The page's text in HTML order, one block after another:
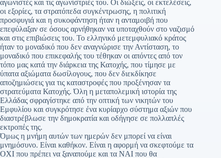
αγωνιστές και τις αγωνίστριές του. Οι διώξεις, οι εκτελέσεις,
οι εξορίες, τα στρατόπεδα συγκέντρωσης, η πολιτική
προσφυγιά και η συκοφάντηση ήταν η ανταμοιβή που
επεφύλαξαν σε όσους αρνήθηκαν να υποταχθούν στο ναζισμό
και στις επιβιώσεις του. Το ελληνικό μετεμφυλιακό κράτος
ήταν το μοναδικό που δεν αναγνώρισε την Αντίσταση, το
μοναδικό που επικεφαλής του τέθηκαν οι απόντες από τον
τόπο μας κατά την διάρκεια της Κατοχής, που τίμησε με
ύπατα αξιώματα δωσίλογους, που δεν διεκδίκησε
αποζημιώσεις για τις καταστροφές που προξένησαν τα
στρατεύματα Κατοχής. Όλη η μεταπολεμική ιστορία της
Ελλάδας σφραγίστηκε από την οπτική των νικητών του
Εμφυλίου και συγκρότησε ένα κυρίαρχο σύστημα αξιών που
διαστρέβλωσε την δημοκρατία και οδήγησε σε πολλαπλές
εκτροπές της.
Όμως η μνήμη αυτών των ημερών δεν μπορεί να είναι
μνημόσυνο. Είναι καθήκον. Είναι η αφορμή να σκεφτούμε τα
ΟΧΙ που πρέπει να ξαναπούμε και τα ΝΑΙ που θα